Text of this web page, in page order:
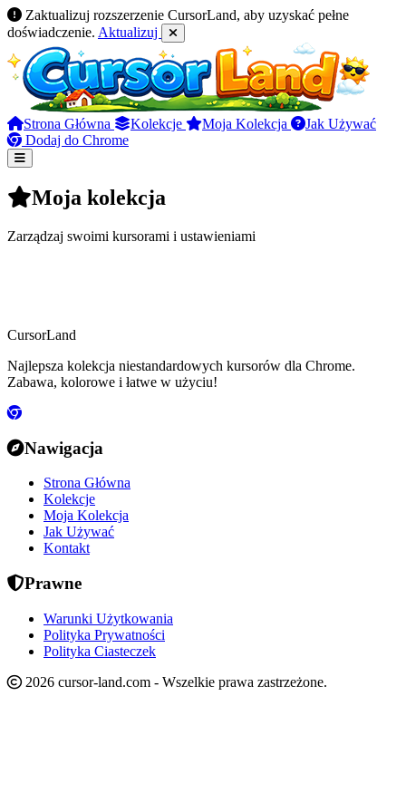
Zaktualizuj rozszerzenie CursorLand, aby uzyskać pełne
doświadczenie. Aktualizuj
Strona Główna Kolekcje Moja Kolekcja
Jak Używać
Dodaj do Chrome
Moja kolekcja
Zarządzaj swoimi kursorami i ustawieniami
CursorLand
Najlepsza kolekcja niestandardowych kursorów dla Chrome.
Zabawa, kolorowe i łatwe w użyciu!
Nawigacja
Strona Główna
Kolekcje
Moja Kolekcja
Jak Używać
Kontakt
Prawne
Warunki Użytkowania
Polityka Prywatności
Polityka Ciasteczek
2026 cursor-land.com - Wszelkie prawa zastrzeżone.